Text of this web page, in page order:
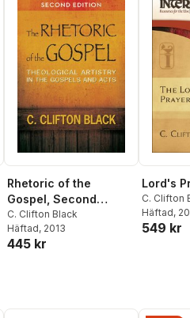
Rhetoric of the
Gospel, Second
Edition
C. Clifton Black
Häftad, 2013
445 kr
Lord's
C. Clifton
Häftad,
549 kr